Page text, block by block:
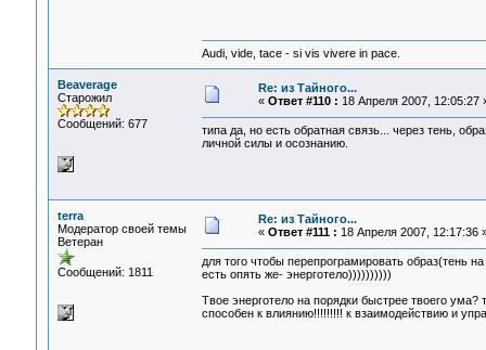
Audi, vide, tace - si vis vivere in pace.
Beaverage
Старожил
Сообщений: 677
Re: из Тайного...
« Ответ #110 : 18 Апреля 2007, 12:05:27
типа да, но есть обратная связь... через тень,
личной силы и осознанию.
terra
Модератор своей темы
Ветеран
Сообщений: 1811
Re: из Тайного...
« Ответ #111 : 18 Апреля 2007, 12:17:36
для того чтобы перепрограмировать образ(тень
есть опять же- энерготело))))))))))
Твое энерготело на порядки быстрее твоего
способен к влиянию!!!!!!!!! к взаимодействию и